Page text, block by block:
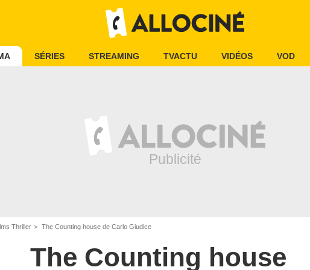
SÉRIES STREAMING TVACTU VIDÉOS VOD
Thriller The Counting house de Carlo Giudice
The Counting house